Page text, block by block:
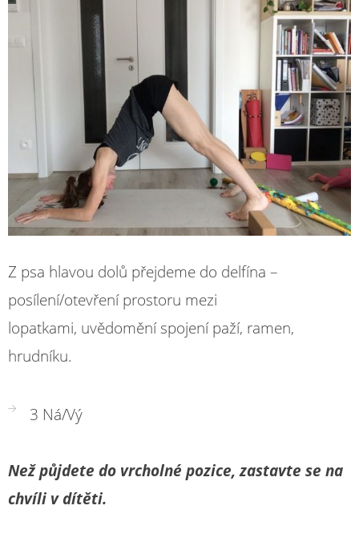
Z psa hlavou dolů přejdeme do delfína –
posílení/otevření prostoru mezi
lopatkami, uvědomění spojení paží, ramen,
hrudníku.
3 Ná/Vý
Než půjdete do vrcholné pozice, zastavte se na
chvíli v dítěti.